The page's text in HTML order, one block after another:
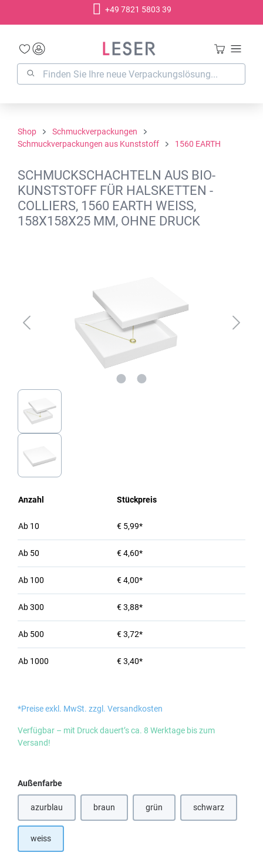
+49 7821 5803 39
Shop
Schmuckverpackungen
Schmuckverpackungen aus Kunststoff
1560 EARTH
SCHMUCKSCHACHTELN AUS BIO-
KUNSTSTOFF FÜR HALSKETTEN -
COLLIERS, 1560 EARTH WEISS,
158X158X25 MM, OHNE DRUCK
Anzahl Stückpreis
Ab 10 € 5,99*
Ab 50 € 4,60*
Ab 100 € 4,00*
Ab300 € 3,88*
Ab 500 € 3,72*
Ab 1000 € 3,40*
*Preise exkl. MwSt. zzgl. Versandkosten
Verfügbar – mit Druck dauert’s ca. 8 Werktage bis zum
Versand!
Außenfarbeauswählen
azurblau braun(Diese Option ist zurzeit nicht verfügbar.)
grün schwarz(Diese Option ist
weiss